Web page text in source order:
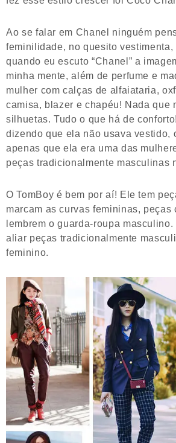
Ao se falar em Chanel ninguém
feminilidade, no quesito vestimenta,
quando eu escuto “Chanel” a
minha mente, além de perfume e
mulher com calças de alfaiataria,
camisa, blazer e chapéu! Nada que
silhuetas. Tudo o que há de
dizendo que ela não usava vestido,
apenas que ela era uma das
peças tradicionalmente masculinas
O TomBoy é bem por aí! Ele tem
marcam as curvas femininas, peças
lembrem o guarda-roupa
aliar peças tradicionalmente
feminino.